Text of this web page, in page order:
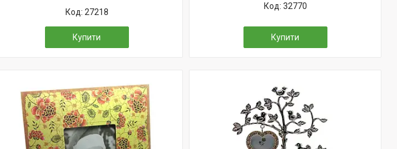
27218
Купити
32770
Купити